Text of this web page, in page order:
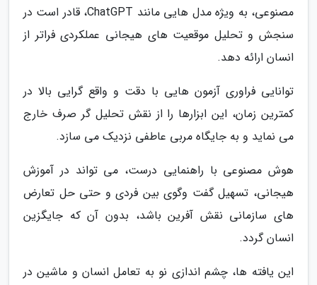
مصنوعی، به ویژه مدل هایی مانند ChatGPT، قادر است در
سنجش و تحلیل موقعیت های هیجانی عملکردی فراتر از
انسان ارائه دهد.
توانایی فراوری آزمون هایی با دقت و واقع گرایی بالا در
کمترین زمان، این ابزارها را از نقش تحلیل گر صرف خارج
می نماید و به جایگاه مربی عاطفی نزدیک می سازد.
هوش مصنوعی با راهنمایی درست، می تواند در آموزش
هیجانی، تسهیل گفت وگوی بین فردی و حتی حل تعارض
های سازمانی نقش آفرین باشد، بدون آن که جایگزین
انسان گردد.
این یافته ها، چشم اندازی نو به تعامل انسان و ماشین در